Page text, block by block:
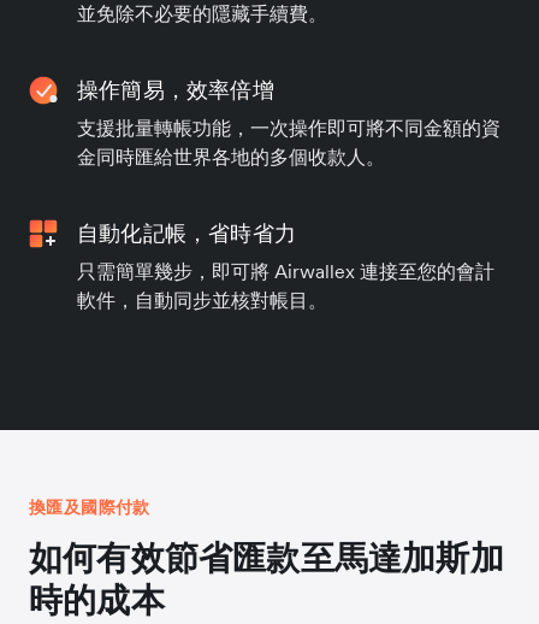
並免除不必要的隱藏手續費。
操作簡易，效率倍增
支援批量轉帳功能，一次操作即可將不同金額的資
金同時匯給世界各地的多個收款人。
自動化記帳，省時省力
只需簡單幾步，即可將 Airwallex 連接至您的會計
軟件，自動同步並核對帳目。
換匯及國際付款
如何有效節省匯款至馬達加斯加
時的成本